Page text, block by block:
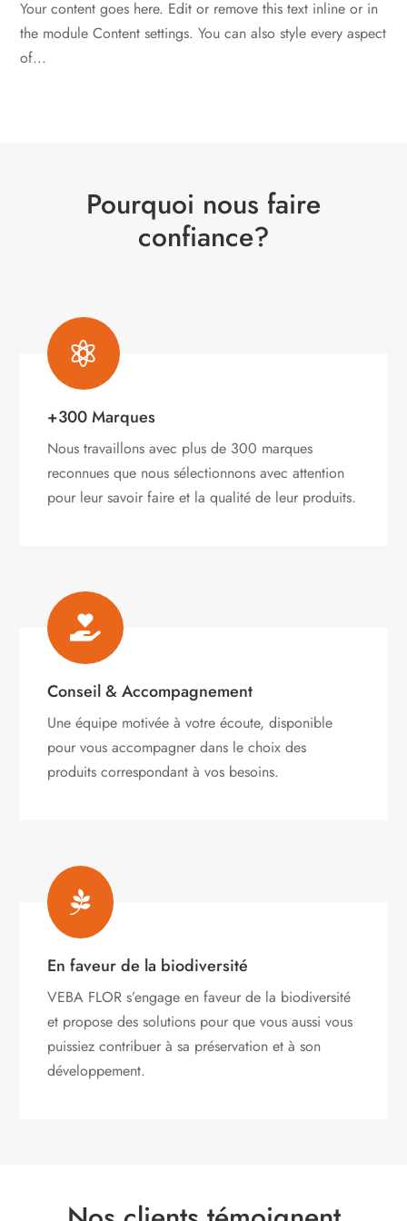
Your content goes here. Edit or remove this text inline or in
the module Content settings. You can also style every aspect
of...
Pourquoi nous faire
confiance?

+300 Marques
Nous travaillons avec plus de 300 marques
reconnues que nous sélectionnons avec attention
pour leur savoir faire et la qualité de leur produits.

Conseil & Accompagnement
Une équipe motivée à votre écoute, disponible
pour vous accompagner dans le choix des
produits correspondant à vos besoins.

En faveur de la biodiversité
VEBA FLOR s’engageen faveur de la biodiversité
et propose des solutions pour que vous aussi vous
puissiez contribuer à sa préservation et à son
développement.